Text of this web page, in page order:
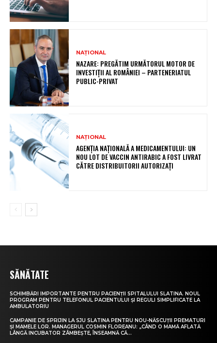
NAȚIONAL
NAZARE: PREGĂTIM URMĂTORUL MOTOR DE
INVESTIȚII AL ROMÂNIEI – PARTENERIATUL
PUBLIC-PRIVAT
NAȚIONAL
AGENȚIA NAȚIONALĂ A MEDICAMENTULUI: UN
NOU LOT DE VACCIN ANTIRABIC A FOST LIVRAT
CĂTRE DISTRIBUITORII AUTORIZAȚI
SĂNĂTATE
SCHIMBĂRI IMPORTANTE PENTRU PACIENȚII SPITALULUI SLATINA. NOUL
PROGRAM PENTRU TELEFONUL PACIENTULUI ȘI REGULI SIMPLIFICATE LA
AMBULATORIU
CAMPANIE DE SPRIJIN LA SJU SLATINA PENTRU NOU-NĂSCUȚII PREMATURI
ȘI MAMELE LOR. MANAGERUL COSMIN FLOREANU: „CÂND O MAMĂ AFLATĂ
LÂNGĂ INCUBATOR ZÂMBEȘTE, ÎNSEAMNĂ CĂ...